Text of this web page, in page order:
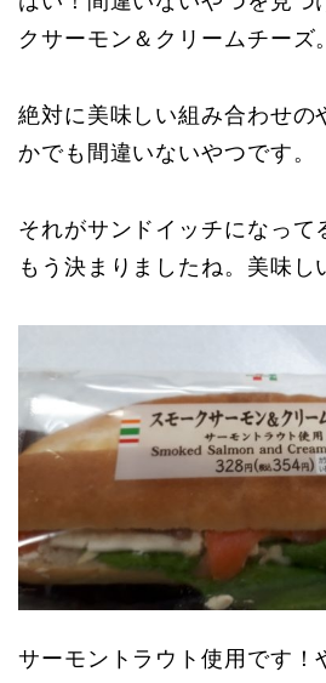
クサーモン＆クリームチーズ。
絶対に美味しい組み合わせの
かでも間違いないやつです。
それがサンドイッチになって
もう決まりましたね。美味し
サーモントラウト使用です！